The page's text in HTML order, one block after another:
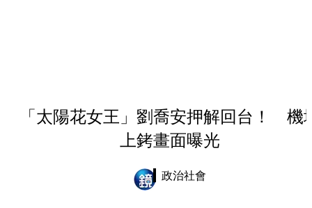
「太陽花女王」劉喬安押解回台！ 機
上銬畫面曝光
政治社會